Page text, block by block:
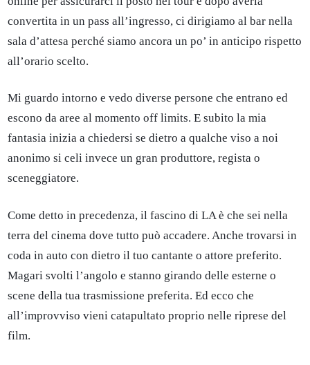
convertita in un pass all’ingresso, ci dirigiamo al bar nella
sala d’attesa perché siamo ancora un po’ in anticipo rispetto
all’orario scelto.
Mi guardo intorno e vedo diverse persone che entrano ed
escono da aree al momento off limits. E subito la mia
fantasia inizia a chiedersi se dietro a qualche viso a noi
anonimo si celi invece un gran produttore, regista o
sceneggiatore.
Come detto in precedenza, il fascino di LA è che sei nella
terra del cinema dove tutto può accadere. Anche trovarsi in
coda in auto con dietro il tuo cantante o attore preferito.
Magari svolti l’angolo e stanno girando delle esterne o
scene della tua trasmissione preferita. Ed ecco che
all’improvviso vieni catapultato proprio nelle riprese del
film.